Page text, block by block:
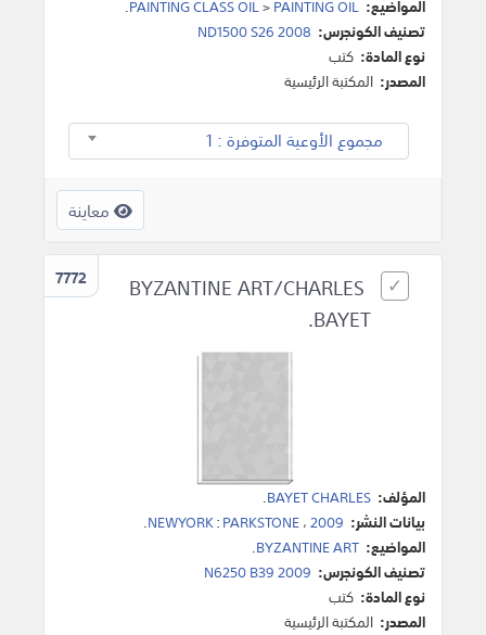
المواضيع: PAINTING CLASS OIL>PAINTING OIL
.
تصنيف الكونجرس: 2008 ND1500 S26
نوع المادة: كتب
المصدر: المكتبة الرئيسية
مجموع الأوعية المتوفرة : 1
معاينة
7772
BYZANTINE ART/CHARLES
BAYET.
المؤلف: BAYET CHARLES
.
بيانات النشر:
NEWYORK:PARKSTONE،2009
.
المواضيع: BYZANTINE ART
.
تصنيف الكونجرس: N6250 B39 2009
نوع المادة: كتب
المصدر: المكتبة الرئيسية